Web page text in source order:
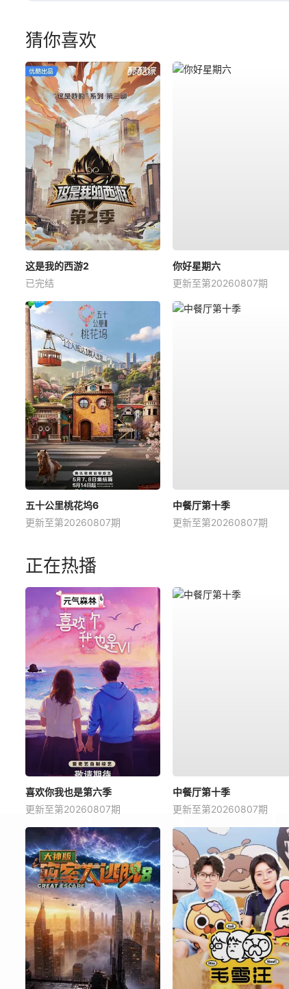
猜你喜欢
这是我的西游2
已完结
你好星期六
更新至第20260807期
五十公里桃花坞6
更新至第20260807期
中餐厅第十季
更新至第20260807期
正在热播
喜欢你我也是第六季
更新至第20260807期
中餐厅第十季
更新至第20260807期